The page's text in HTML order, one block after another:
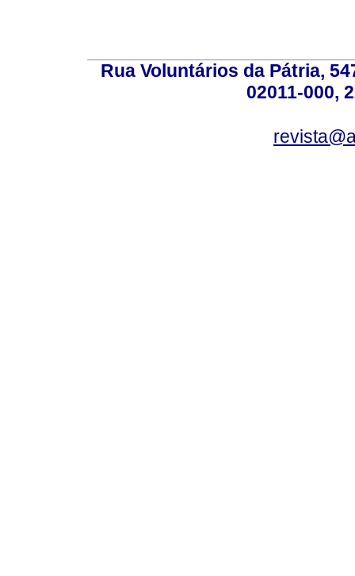
Rua Voluntários da Pátria,
02011-000,